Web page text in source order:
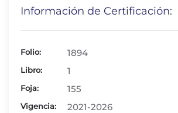
Información de Certificación:
Folio: 1894
Libro: 1
Foja: 155
Vigencia: 2021-2026